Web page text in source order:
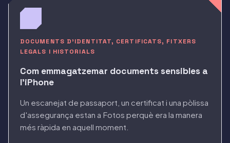
DOCUMENTS D'IDENTITAT, CERTIFICATS, FITXERS
LEGALS I HISTORIALS
Com emmagatzemar documents sensibles a
l'iPhone
Un escanejat de passaport, un certificat i una pòlissa
d'assegurança estan a Fotos perquè era la manera
més ràpida en aquell moment.